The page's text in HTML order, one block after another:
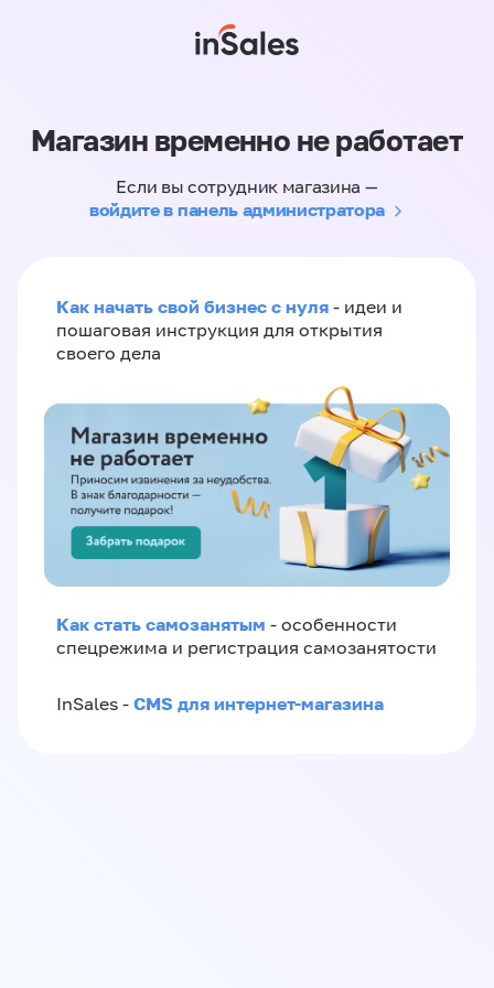
Магазин временно не работает
Если вы сотрудник магазина —
войдите в панель администратора
Как начать свой бизнес с нуля - идеи и
пошаговая инструкция для открытия
своего дела
Как стать самозанятым - особенности
спецрежима и регистрация самозанятости
InSales - CMS для интернет-магазина